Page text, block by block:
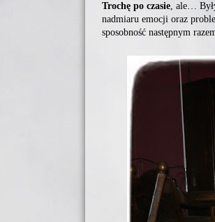
Trochę po czasie, ale…
nadmiaru emocji oraz
sposobność następnym